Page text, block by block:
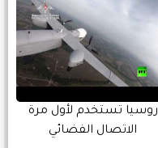
روسيا تستخدم لأول مرة
الاتصال الفضائي